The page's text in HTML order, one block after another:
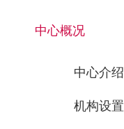
中心概况
中心介绍
机构设置